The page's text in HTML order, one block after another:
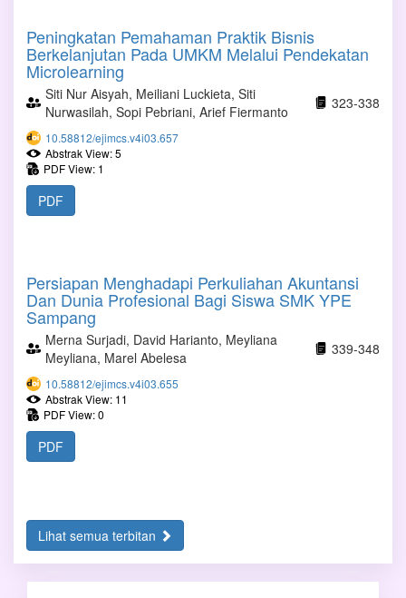
Peningkatan Pemahaman Praktik Bisnis
Berkelanjutan Pada UMKM Melalui Pendekatan
Microlearning
Siti Nur Aisyah, Meiliani Luckieta, Siti
Nurwasilah, Sopi Pebriani, Arief Fiermanto
323-338
10.58812/ejimcs.v4i03.657
Abstrak View: 5
PDF View: 1
PDF
Persiapan Menghadapi Perkuliahan Akuntansi
Dan Dunia Profesional Bagi Siswa SMK YPE
Sampang
Merna Surjadi, David Harianto, Meyliana
Meyliana, Marel Abelesa
339-348
10.58812/ejimcs.v4i03.655
Abstrak View: 11
PDF View: 0
PDF
Lihat semua terbitan